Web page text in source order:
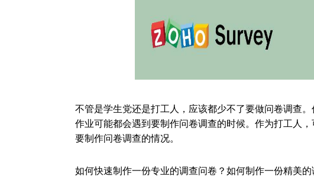
不管是学生党还是打工人，应该都少不了要做问卷调查
作业可能都会遇到要制作问卷调查的时候。作为打工人
要制作问卷调查的情况。
如何快速制作一份专业的调查问卷？如何制作一份精美